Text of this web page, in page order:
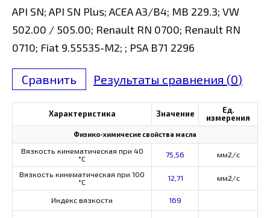
API SN; API SN Plus; ACEA A3/B4; MB 229.3; VW
502.00 / 505.00; Renault RN 0700; Renault RN
0710; Fiat 9.55535-M2; ; PSA B71 2296
Сравнить Результаты сравнения (0)
Характеристика Значение
Ед.
измерения
Физико-химичесие свойства масла
Вязкость кинематическая при 40
°С
75,56 мм2/с
Вязкость кинематическая при 100
°С
12,71 мм2/с
Индекс вязкости 169